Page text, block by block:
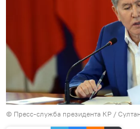
© Пресс-служба президента КР /